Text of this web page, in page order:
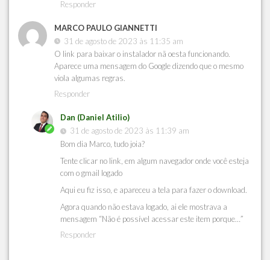
Responder
MARCO PAULO GIANNETTI
31 de agosto de 2023 às 11:35 am
O link para baixar o instalador nã oesta funcionando.
Aparece uma mensagem do Google dizendo que o mesmo
viola algumas regras.
Responder
Dan (Daniel Atilio)
31 de agosto de 2023 às 11:39 am
Bom dia Marco, tudo joia?
Tente clicar no link, em algum navegador onde você esteja
com o gmail logado
Aqui eu fiz isso, e apareceu a tela para fazer o download.
Agora quando não estava logado, ai ele mostrava a
mensagem “Não é possível acessar este item porque…”
Responder